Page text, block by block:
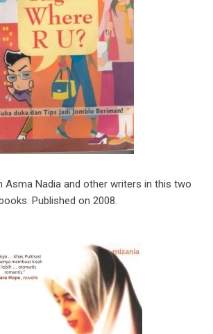
Asma Nadia and other writers in this two
Published on 2008.